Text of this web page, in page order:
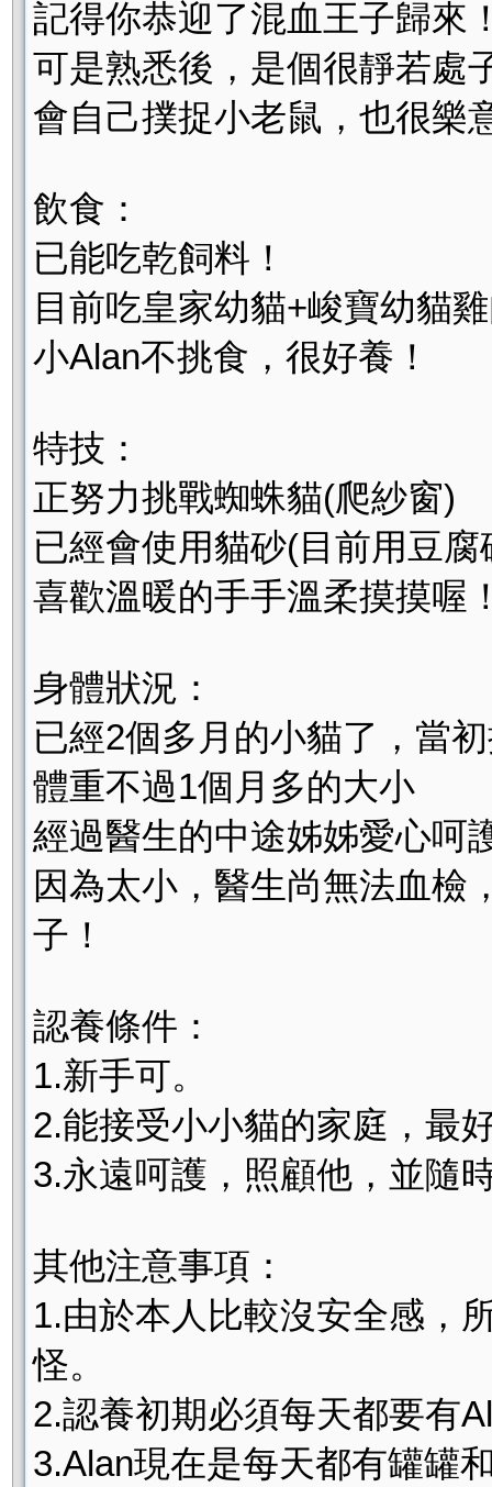
記得你恭迎了混血王子歸來
可是熟悉後，是個很靜若處
會自己撲捉小老鼠，也很樂
飲食：
已能吃乾飼料！
目前吃皇家幼貓+峻寶幼貓
小Alan不挑食，很好養！
特技：
正努力挑戰蜘蛛貓(爬紗窗)
已經會使用貓砂(目前用豆腐
喜歡溫暖的手手溫柔摸摸喔
身體狀況：
已經2個多月的小貓了，當
體重不過1個月多的大小
經過醫生的中途姊姊愛心呵
因為太小，醫生尚無法血檢
子！
認養條件：
1.新手可。
2.能接受小小貓的家庭，最
3.永遠呵護，照顧他，並隨
其他注意事項：
1.由於本人比較沒安全感，
怪。
2.認養初期必須每天都要有
3.Alan現在是每天都有罐罐